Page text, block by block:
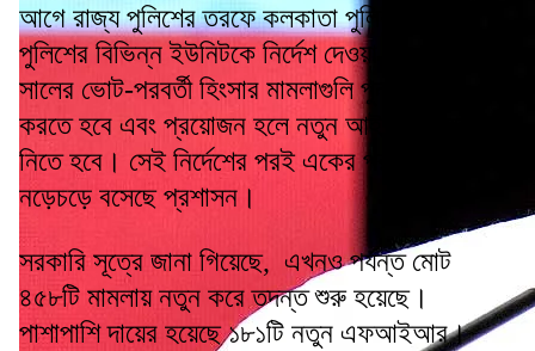
আগে রাজ্য পুলিশের তরফে কলকাতা পুলিশ ও রাজ্য
পুলিশের বিভিন্ন ইউনিটকে নির্দেশ দেওয়া হয়, ২০২১
সালের ভোট-পরবর্তী হিংসার মামলাগুলি পুনর্মূল্যায়ন
করতে হবে এবং প্রয়োজন হলে নতুন আইনি পদক্ষেপ
নিতে হবে। সেই নির্দেশের পরই একের পর এক মামলায়
নড়েচড়ে বসেছে প্রশাসন।
সরকারি সূত্রে জানা গিয়েছে, এখনও পর্যন্ত মোট
৪৫৮টি মামলায় নতুন করে তদন্ত শুরু হয়েছে।
পাশাপাশি দায়ের হয়েছে ১৮১টি নতুন এফআইআর।